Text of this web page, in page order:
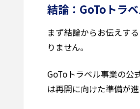
結論：GoToトラ
まず結論からお伝えする
りません。
GoToトラベル事業の公
は再開に向けた準備が